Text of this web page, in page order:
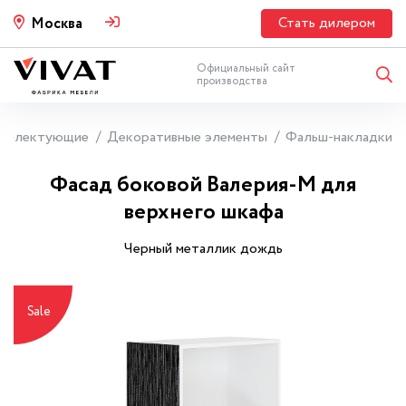
Москва Стать дилером
Официальный сайт
производства
Декоративные элементы Фальш-накладки
Фасад боковой Валерия-М для
верхнего шкафа
Черный металлик дождь
Sale